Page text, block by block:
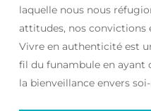
laquelle nous nous
attitudes, nos convictions
Vivre en authenticité est
fil du funambule en ayant
la bienveillance envers